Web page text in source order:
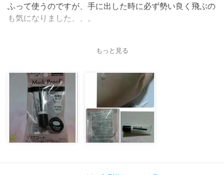
ふって使うのですが、手に出した時に必ず勢い良く飛ぶの
も気になりました、、。
もっと見る